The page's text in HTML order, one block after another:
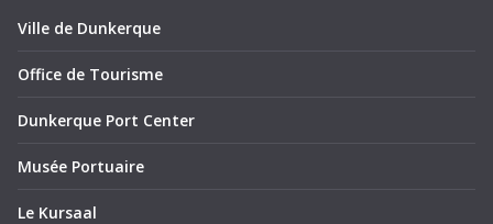
Ville de Dunkerque
Office de Tourisme
Dunkerque Port Center
Musée Portuaire
Le Kursaal